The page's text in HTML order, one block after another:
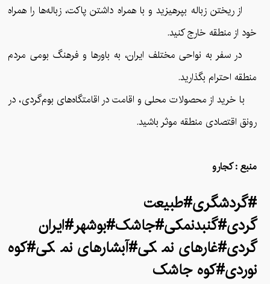
از ریختن زباله بپرهیزید و با همراه داشتن پاکت، زباله‌ها را همراه
خود از منطقه خارج کنید.
در سفر به نواحی مختلف ایران، به باورها و فرهنگ بومی مردم
منطقه احترام بگذارید.
با خرید از محصولات محلی و اقامت در اقامتگاه‌های بوم‌گردی، در
رونق اقتصادی منطقه موثر باشید.
منبع : کجارو
#گردشگری#طبیعت
گردی#گنبدنمکی#جاشک#بوشهر#ایران
گردی#غارهای نمکی#آبشارهای نمکی#کوه
نوردی#کوه جاشک